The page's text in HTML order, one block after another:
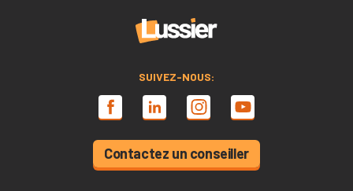
SUIVEZ-NOUS:
Contactez un conseiller